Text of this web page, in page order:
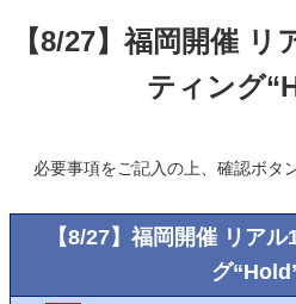
【8/27】福岡開催
ティング
必要事項をご記入の上、確認ボタ
【8/27】福岡開催 リア
グ